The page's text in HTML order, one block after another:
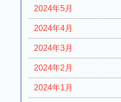
2024年5月
2024年4月
2024年3月
2024年2月
2024年1月